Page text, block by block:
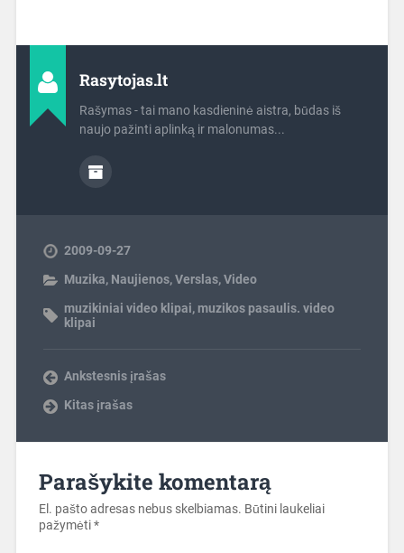
Rasytojas.lt
Rašymas - tai mano kasdieninė aistra, būdas iš
naujo pažinti aplinką ir malonumas...
2009-09-27
Muzika, Naujienos,Verslas,Video
muzikiniai video klipai, muzikos pasaulis. video
klipai
Ankstesnis įrašas
Kitas įrašas
Parašykite komentarą
El. pašto adresas nebus skelbiamas. Būtini laukeliai
pažymėti*